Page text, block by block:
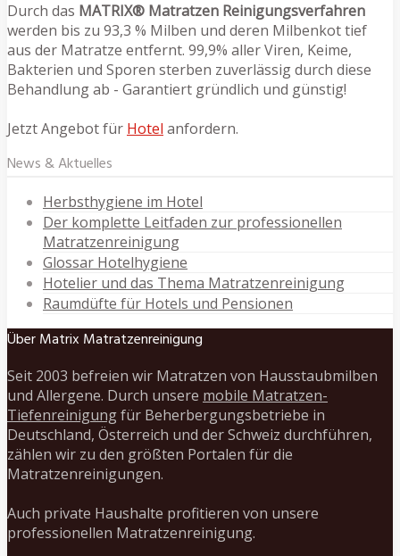
Durch das MATRIX® Matratzen Reinigungsverfahren
werden bis zu 93,3 % Milben und deren Milbenkot tief
aus der Matratze entfernt. 99,9% aller Viren, Keime,
Bakterien und Sporen sterben zuverlässig durch diese
Behandlung ab - Garantiert gründlich und günstig!
Jetzt Angebot für Hotel anfordern.
News & Aktuelles
Herbsthygiene im Hotel
Der komplette Leitfaden zur professionellen
Matratzenreinigung
Glossar Hotelhygiene
Hotelier und das Thema Matratzenreinigung
Raumdüfte für Hotels und Pensionen
Über Matrix Matratzenreinigung
Seit 2003 befreien wir Matratzen von Hausstaubmilben
und Allergene. Durch unsere mobile Matratzen-
Tiefenreinigungfür Beherbergungsbetriebe in
Deutschland, Österreich und der Schweiz durchführen,
zählen wir zu den größten Portalen für die
Matratzenreinigungen.
Auch private Haushalte profitieren von unsere
professionellen Matratzenreinigung.